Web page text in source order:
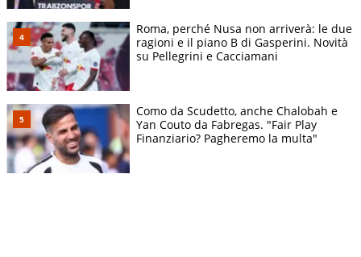
Roma, perché Nusa non arriverà: le due
ragioni e il piano B di Gasperini. Novità
su Pellegrini e Cacciamani
Como da Scudetto, anche Chalobah e
Yan Couto da Fabregas. "Fair Play
Finanziario? Pagheremo la multa"